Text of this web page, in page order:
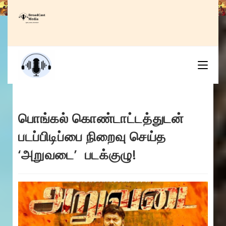
Skip
to
பொங்கல் கொண்டாட்டத்துடன்
படப்பிடிப்பை நிறைவு செய்த
‘அறுவடை’ படக்குழு!